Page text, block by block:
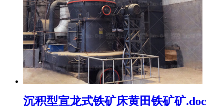
沉积型宣龙式铁矿床黄田铁矿矿.doc